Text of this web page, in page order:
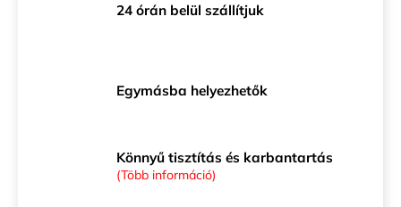
24 órán belül szállítjuk
Egymásba helyezhetők
Könnyű tisztítás és karbantartás
(Több információ)